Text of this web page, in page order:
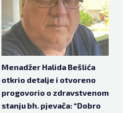
Menadžer Halida Bešlića
otkrio detalje i otvoreno
progovorio o zdravstvenom
stanju bh. pjevača: “Dobro